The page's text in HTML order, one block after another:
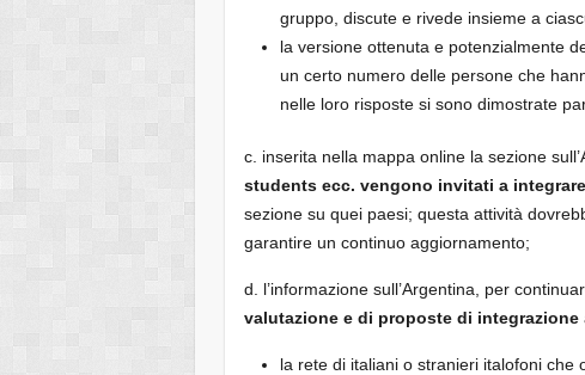
gruppo, discute e rivede insieme a
la versione ottenuta e potenzialmente
un certo numero delle persone che
nelle loro risposte si sono dimostrate
c. inserita nella mappa online la sezione
students ecc. vengono invitati a integrare
sezione su quei paesi; questa attività
garantire un continuo aggiornamento;
d. l’informazione sull’Argentina, per
valutazione e di proposte di integrazione
la rete di italiani o stranieri italofoni che